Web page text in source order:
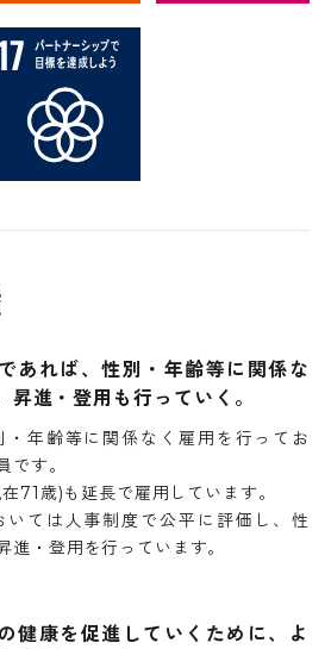
あれば、性別・年齢等に関係な
昇進・登用も行っていく。
・年齢等に関係なく雇用を行ってお
です。
71歳)も延長で雇用しています。
いては人事制度で公平に評価し、性
進・登用を行っています。
健康を促進していくために、よ